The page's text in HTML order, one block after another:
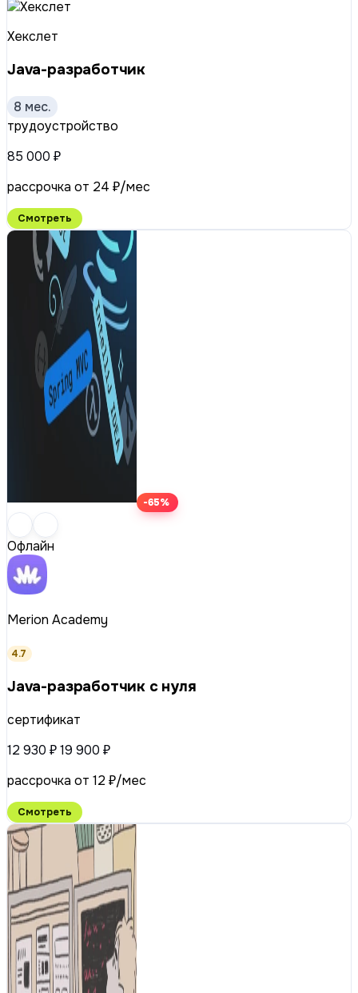
Хекслет
Java-разработчик
8 мес.
трудоустройство
85 000 ₽
рассрочка от 24 ₽/мес
Смотреть
-65%
Офлайн
Merion Academy
4.7
Java-разработчик с нуля
сертификат
12 930 ₽19 900 ₽
рассрочка от 12 ₽/мес
Смотреть